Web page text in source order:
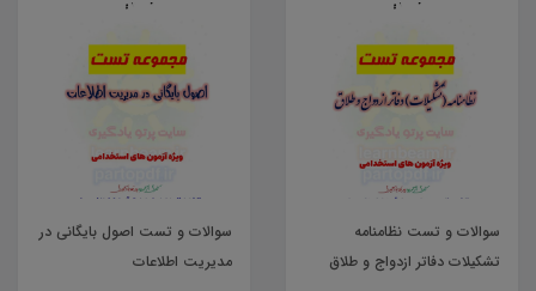
سوالات و تست نظامنامه
تشکیلات دفاتر ازدواج و طلاق
سوالات و تست اصول بایگانی در
مدیریت اطلاعات